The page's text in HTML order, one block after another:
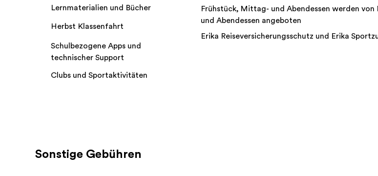
Lernmaterialien und Bücher
Herbst Klassenfahrt
Schulbezogene Apps und
technischer Support
Clubs und Sportaktivitäten
Frühstück, Mittag- und Abendessen werden
und Abendessen angeboten
Erika Reiseversicherungsschutz und Erika
Sonstige Gebühren